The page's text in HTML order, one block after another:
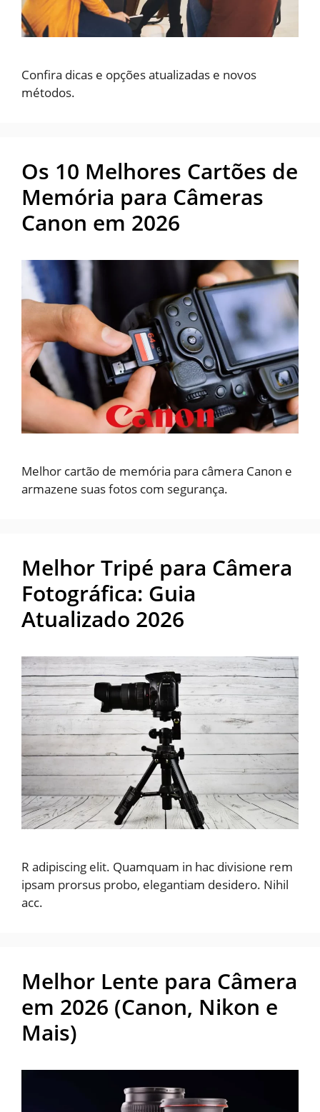
Confira dicas e opções atualizadas e novos
métodos.
Os 10 Melhores Cartões de
Memória para Câmeras
Canon em 2026
Melhor cartão de memória para câmera Canon e
armazene suas fotos com segurança.
Melhor Tripé para Câmera
Fotográfica: Guia
Atualizado 2026
R adipiscing elit. Quamquam in hac divisione rem
ipsam prorsus probo, elegantiam desidero. Nihil
acc.
Melhor Lente para Câmera
em 2026 (Canon, Nikon e
Mais)